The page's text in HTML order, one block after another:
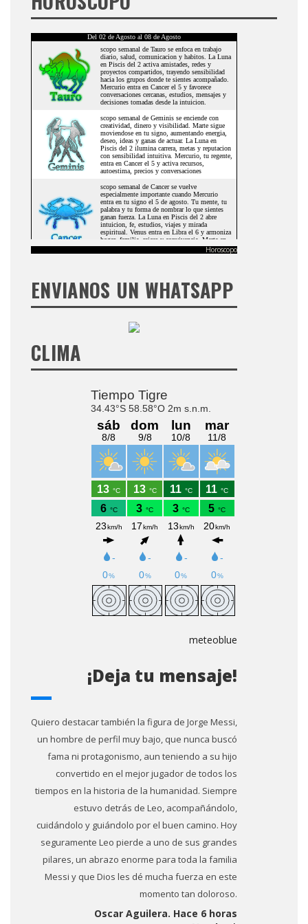
Horoscopo
ENVIANOS UN WHATSAPP
CLIMA
meteoblue
¡Deja tu mensaje!
Quiero destacar también la figura de Jorge Messi,
un hombre de perfil muy bajo, que nunca buscó
fama ni protagonismo, aun teniendo a su hijo
convertido en el mejor jugador de todos los
tiempos en la historia de la humanidad. Siempre
estuvo detrás de Leo, acompañándolo,
cuidándolo y guiándolo por el buen camino. Hoy
seguramente Leo pierde a uno de sus grandes
pilares, un abrazo enorme para toda la familia
Messi y que Dios les dé mucha fuerza en este
momento tan doloroso.
Oscar Aguilera. Hace 6 horas